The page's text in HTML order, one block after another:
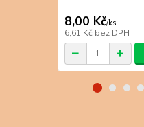
8,00 Kč/ks
6,61 Kč bez DPH